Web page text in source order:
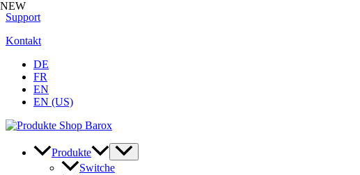
Zum
springen
Support
Kontakt
DE
FR
EN
EN (US)
Produkte
Switche
NEW